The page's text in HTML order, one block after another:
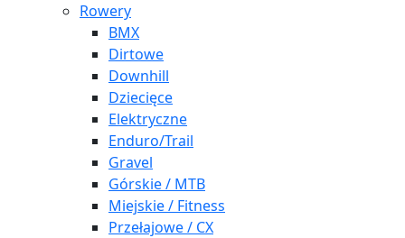
Rowery
BMX
Dirtowe
Downhill
Dziecięce
Elektryczne
Enduro/Trail
Gravel
Górskie / MTB
Miejskie / Fitness
Przełajowe / CX